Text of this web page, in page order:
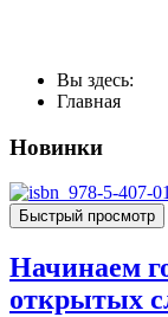
Вы здесь:
Главная
Новинки
Быстрый просмотр
Начинаем
открытых